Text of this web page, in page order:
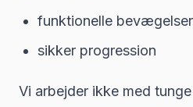
funktionelle bevægelser
sikker progression
Vi arbejder ikke med